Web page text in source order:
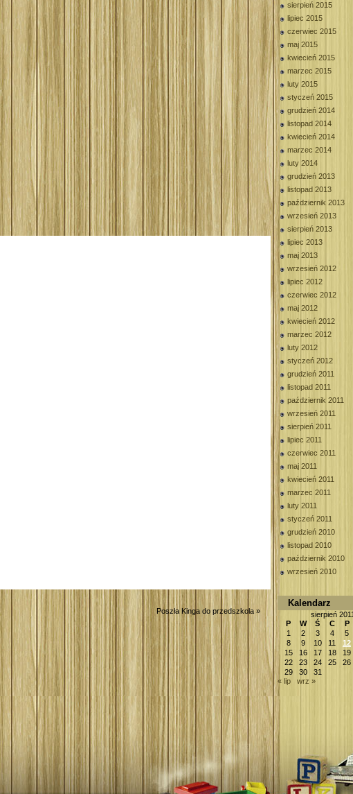
Poszła Kinga do przedszkola »
sierpień 2015
lipiec 2015
czerwiec 2015
maj 2015
kwiecień 2015
marzec 2015
luty 2015
styczeń 2015
grudzień 2014
listopad 2014
kwiecień 2014
marzec 2014
luty 2014
grudzień 2013
listopad 2013
październik 2013
wrzesień 2013
sierpień 2013
lipiec 2013
maj 2013
wrzesień 2012
lipiec 2012
czerwiec 2012
maj 2012
kwiecień 2012
marzec 2012
luty 2012
styczeń 2012
grudzień 2011
listopad 2011
październik 2011
wrzesień 2011
sierpień 2011
lipiec 2011
czerwiec 2011
maj 2011
kwiecień 2011
marzec 2011
luty 2011
styczeń 2011
grudzień 2010
listopad 2010
październik 2010
wrzesień 2010
Kalendarz
sierpień 2011
P
W Ś C P
1
2 3 4 5
8
9 10 11 12
15
16 17 18 19
22
23 24 25 26
29
30
31
« lip
wrz »